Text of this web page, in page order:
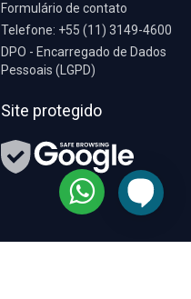
Formulário de contato
Telefone: +55 (11) 3149-4600
DPO - Encarregado de Dados
Pessoais (LGPD)
Site protegido